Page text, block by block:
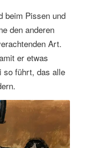
beim Pissen und
den anderen
Art.
er etwas
so führt, das alle